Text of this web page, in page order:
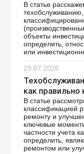
В статье
объекты
определить,
или
29.07.2026
как правильно
В статье
классификацией
ремонту и
ключевые
частности учета
определить,
ремонтом или